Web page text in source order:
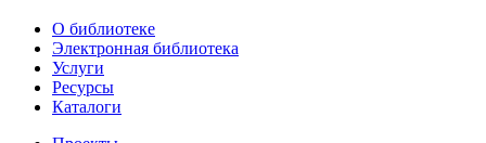
О библиотеке
Электронная библиотека
Услуги
Ресурсы
Каталоги